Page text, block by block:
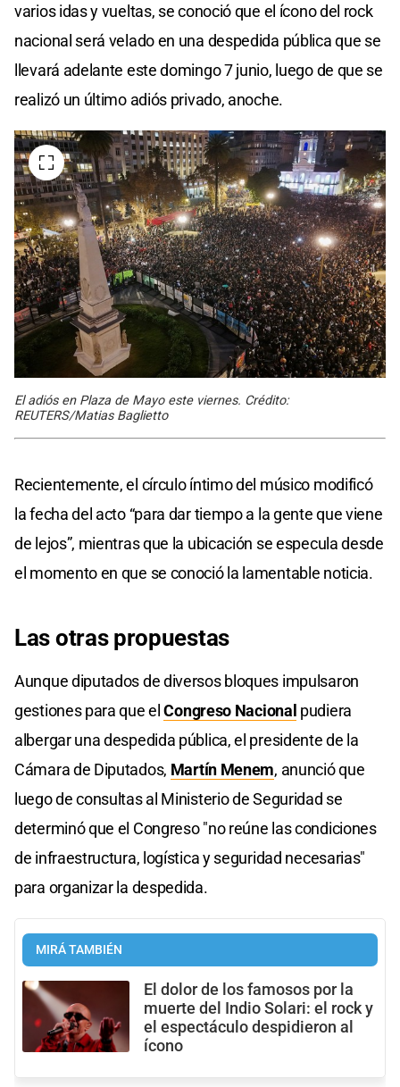
varios idas y vueltas, se conoció que el ícono del rock
nacional será velado en una despedida pública que se
llevará adelante este domingo 7 junio, luego de que se
realizó un último adiós privado, anoche.
El adiós en Plaza de Mayo este viernes. Crédito:
REUTERS/Matias Baglietto
Recientemente, el círculo íntimo del músico modificó
la fecha del acto “para dar tiempo a la gente que viene
de lejos”, mientras que la ubicación se especula desde
el momento en que se conoció la lamentable noticia.
Las otras propuestas
Aunque diputados de diversos bloques impulsaron
gestiones para que elCongreso Nacional pudiera
albergar una despedida pública, el presidente de la
Cámara de Diputados, Martín Menem, anunció que
luego de consultas al Ministerio de Seguridad se
determinó que el Congreso "no reúne las condiciones
de infraestructura, logística y seguridad necesarias"
para organizar la despedida.
MIRÁ TAMBIÉN
El dolor de los famosos por la
muerte del Indio Solari: el rock y
el espectáculo despidieron al
ícono